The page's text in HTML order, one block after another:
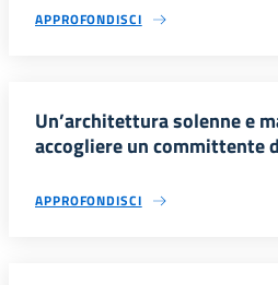
APPROFONDISCI
Un’architettura solenne e
accogliere un committente
APPROFONDISCI